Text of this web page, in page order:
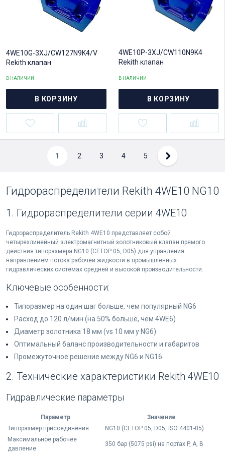
4WE10G-3XJ/CW127N9K4/V
Rekith клапан
В НАЛИЧИИ
В КОРЗИНУ
4WE10P-3XJ/CW110N9K4
Rekith клапан
В НАЛИЧИИ
В КОРЗИНУ
1 2 3 4 5
Гидрораспределители Rekith 4WE10 NG10
1. Гидрораспределители серии 4WE10
Гидрораспределитель Rekith 4WE10 представляет собой
четырехлинейный электромагнитный золотниковый клапан прямого
действия типоразмера NG10 (CETOP 05, D05) для управления
направлением потока рабочей жидкости в промышленных
гидравлических системах средней и высокой производительности.
Ключевые особенности:
Типоразмер на один шаг больше, чем популярный NG6
Расход до 120 л/мин (на 50% больше, чем 4WE6)
Диаметр золотника 18 мм (vs 10 мм у NG6)
Оптимальный баланс производительности и габаритов
Промежуточное решение между NG6 и NG16
2. Технические характеристики Rekith 4WE10
Гидравлические параметры
Параметр
Значение
Типоразмер присоединения
NG10 (CETOP 05, D05, ISO 4401-05)
Максимальное рабочее
давление
350 бар (5075 psi) на портах P, A, B